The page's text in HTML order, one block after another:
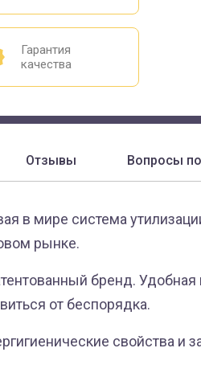
Гарантия
качества
Отзывы Вопросы
в мире система
рынке.
бренд.
от беспорядка.
свойства и